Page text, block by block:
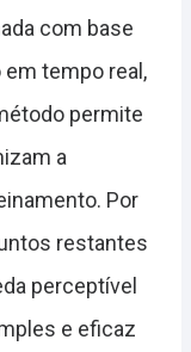
com base
tempo real,
permite
a
Por
restantes
perceptível
e eficaz